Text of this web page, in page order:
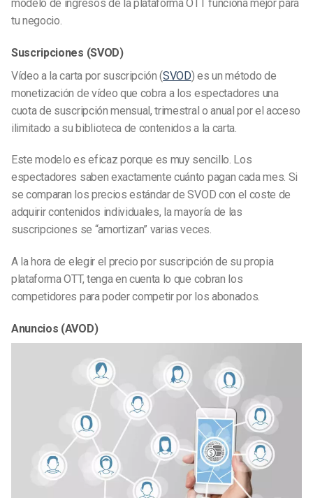
modelo de ingresos de la plataforma OTT funciona mejor para
tu negocio.
Suscripciones (SVOD)
Vídeo a la carta por suscripción (SVOD) es un método de
monetización de vídeo que cobra a los espectadores una
cuota de suscripción mensual, trimestral o anual por el acceso
ilimitado a su biblioteca de contenidos a la carta.
Este modelo es eficaz porque es muy sencillo. Los
espectadores saben exactamente cuánto pagan cada mes. Si
se comparan los precios estándar de SVOD con el coste de
adquirir contenidos individuales, la mayoría de las
suscripciones se “amortizan” varias veces.
A la hora de elegir el precio por suscripción de su propia
plataforma OTT, tenga en cuenta lo que cobran los
competidores para poder competir por los abonados.
Anuncios (AVOD)